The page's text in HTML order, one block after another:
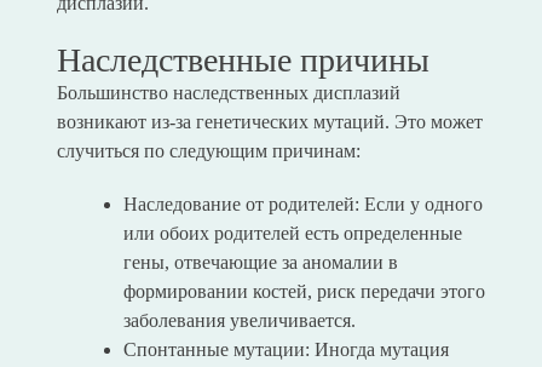
Наследственные причины
Большинство наследственных дисплазий
возникают из-за генетических мутаций. Это может
случиться по следующим причинам:
Наследование от родителей: Если у одного
или обоих родителей есть определенные
гены, отвечающие за аномалии в
формировании костей, риск передачи этого
заболевания увеличивается.
Спонтанные мутации: Иногда мутация